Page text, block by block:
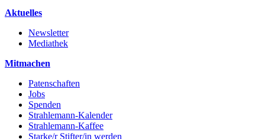
Aktuelles
Newsletter
Mediathek
Mitmachen
Patenschaften
Jobs
Spenden
Strahlemann-Kalender
Strahlemann-Kaffee
Starke/r Stifter/in werden